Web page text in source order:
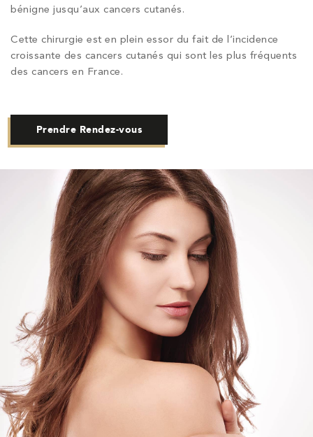
bénigne jusqu’aux cancers cutanés.
Cette chirurgie est en plein essor du fait de l’incidence
croissante des cancers cutanés qui sont les plus fréquents
des cancers en France.
Prendre Rendez-vous